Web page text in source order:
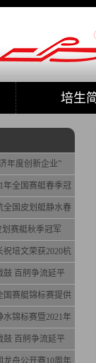
培生
年度创新企业”
年全国赛艇春季冠
全国皮划艇静水春
划赛艇秋季冠军
培文荣获2020杭
鼓 百舸争流延平
国赛艇锦标赛提供
水锦标赛暨2021年
鼓 百舸争流延平
龙舟公开赛10周年